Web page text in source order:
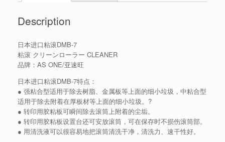
Description
日本进口粘滚DMB-7
粘滚 クリーンローラー CLEANER
品牌：AS ONE/亚速旺
日本进口粘滚DMB-7特点：
● 强粘合型适用于除去树脂、金属板等上面的细小垃圾，中粘合型
适用于除去附着在厚板材等上面的细小垃圾。?
● 转印用胶粘板可瞬间除去滚筒上附着的尘垢。
● 转印用胶粘板设置台还可安放滚筒，可在保存时不损伤滚筒部。
● 用清洗液可以很容易地把滚筒清洗干净，清洗力、速干性好。